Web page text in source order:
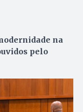
na
pelo